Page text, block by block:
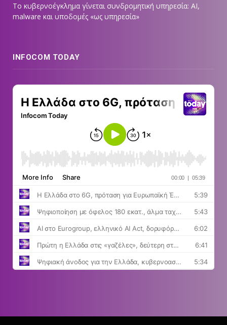
Το κυβερνοέγκλημα γίνεται συνδρομητική υπηρεσία: AI,
malware και υποδομές «ως υπηρεσία»
INFOCOM TODAY